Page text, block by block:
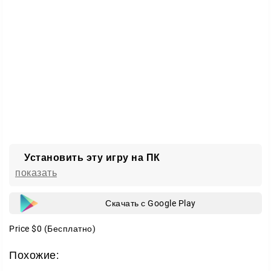
Установить эту игру на ПК
показать
Скачать с Google Play
Price $0 (Бесплатно)
Похожие: